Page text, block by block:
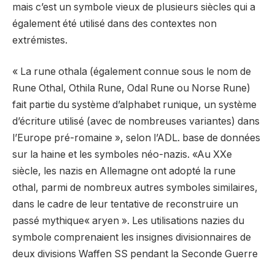
mais c’est un symbole vieux de plusieurs siècles qui a
également été utilisé dans des contextes non
extrémistes.
« La rune othala (également connue sous le nom de
Rune Othal, Othila Rune, Odal Rune ou Norse Rune)
fait partie du système d’alphabet runique, un système
d’écriture utilisé (avec de nombreuses variantes) dans
l’Europe pré-romaine », selon l’ADL. base de données
sur la haine et les symboles néo-nazis. «Au XXe
siècle, les nazis en Allemagne ont adopté la rune
othal, parmi de nombreux autres symboles similaires,
dans le cadre de leur tentative de reconstruire un
passé mythique« aryen ». Les utilisations nazies du
symbole comprenaient les insignes divisionnaires de
deux divisions Waffen SS pendant la Seconde Guerre